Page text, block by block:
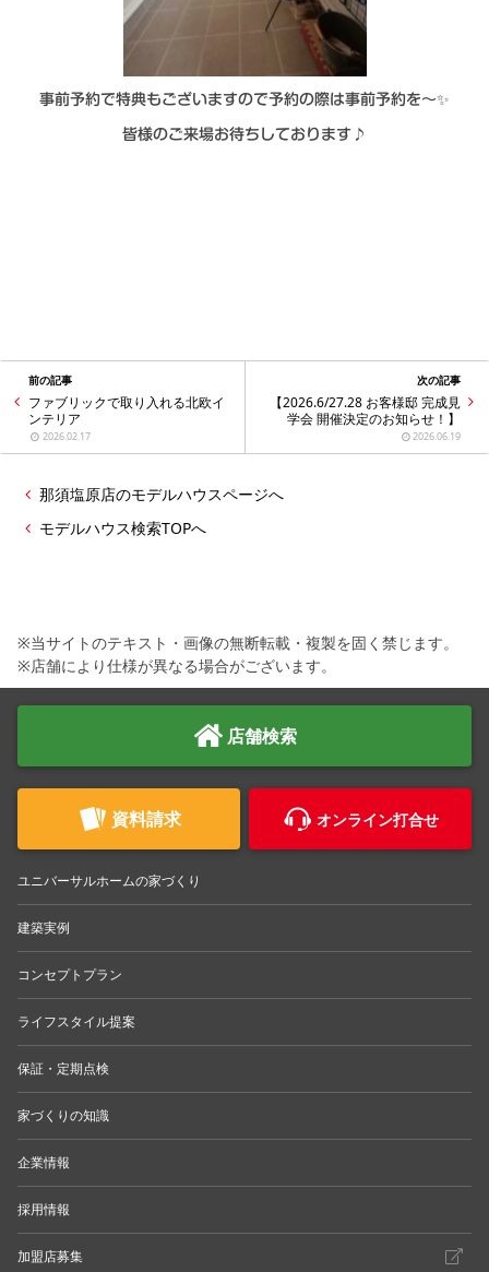
事前予約で特典もございますので予約の際は事前予約を～✨
皆様のご来場お待ちしております♪
前の記事
ファブリックで取り入れる北欧イ
ンテリア
2026.02.17
次の記事
【2026.6/27.28 お客様邸 完成見
学会 開催決定のお知らせ！】
2026.06.19
那須塩原店のモデルハウスページへ
モデルハウス検索TOPへ
※当サイトのテキスト・画像の無断転載・複製を固く禁じます。
※店舗により仕様が異なる場合がございます。
店舗検索
資料請求 オンライン打合せ
ユニバーサルホームの家づくり
建築実例
コンセプトプラン
ライフスタイル提案
保証・定期点検
家づくりの知識
企業情報
採用情報
加盟店募集